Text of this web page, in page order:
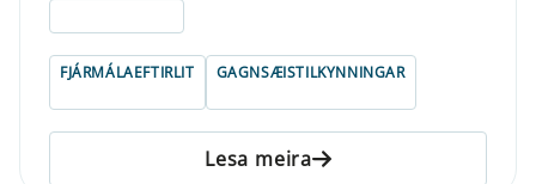
FJÁRMÁLAEFTIRLIT GAGNSÆISTILKYNNINGAR
Lesa meira